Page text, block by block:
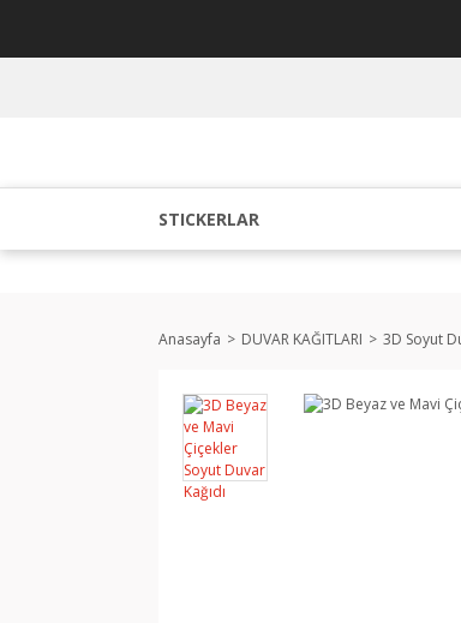
STICKERLAR
Anasayfa DUVAR KAĞITLARI 3D Soyut